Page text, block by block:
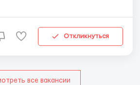
вертикальні. Тип металу -
(біля Вроцлава) Ум...Откликнуться
все вакансии